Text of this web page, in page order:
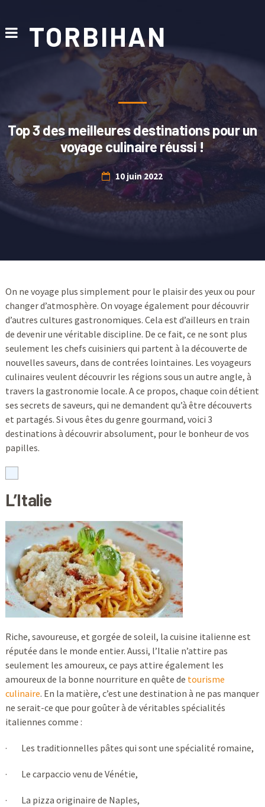
TORBIHAN
Top 3 des meilleures destinations pour un
voyage culinaire réussi !
10 juin 2022
On ne voyage plus simplement pour le plaisir des yeux ou pour
changer d’atmosphère. On voyage également pour découvrir
d’autres cultures gastronomiques. Cela est d’ailleurs en train
de devenir une véritable discipline. De ce fait, ce ne sont plus
seulement les chefs cuisiniers qui partent à la découverte de
nouvelles saveurs, dans de contrées lointaines. Les voyageurs
culinaires veulent découvrir les régions sous un autre angle, à
travers la gastronomie locale. A ce propos, chaque coin détient
ses secrets de saveurs, qui ne demandent qu’à être découverts
et partagés. Si vous êtes du genre gourmand, voici 3
destinations à découvrir absolument, pour le bonheur de vos
papilles.
L’Italie
Riche, savoureuse, et gorgée de soleil, la cuisine italienne est
réputée dans le monde entier. Aussi, l’Italie n’attire pas
seulement les amoureux, ce pays attire également les
amoureux de la bonne nourriture en quête de tourisme
culinaire. En la matière, c’est une destination à ne pas manquer
ne serait-ce que pour goûter à de véritables spécialités
italiennes comme :
· Les traditionnelles pâtes qui sont une spécialité romaine,
· Le carpaccio venu de Vénétie,
· La pizza originaire de Naples,